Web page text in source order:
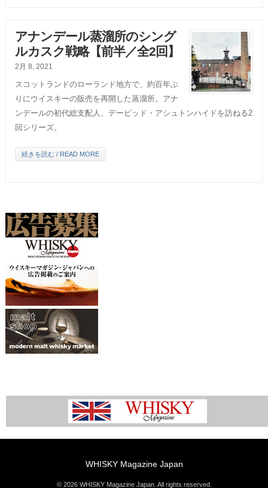
アナンデール蒸溜所のシング
ルカスク戦略【前半／全2回】
2月 8, 2021
スコットランドのローランド地方で、約百年ぶ
りにウイスキーの販売を再開した蒸溜所。アナ
ンデールの初代総支配人、デービッド・アシュトンハイドを訪ねる2
回シリーズ。
続きを読む / READ MORE
WHISKY Magazine Japan
© 2026 WHISKY Magazine Japan. All rights reserved.